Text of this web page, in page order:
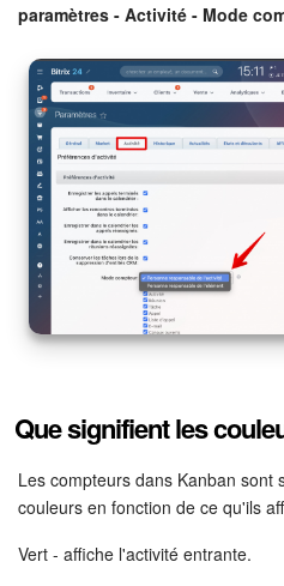
paramètres - Activité - Mode
Que signifient les
Les compteurs dans Kanban sont
couleurs en fonction de ce qu'ils
Vert - affiche l'activité entrante.